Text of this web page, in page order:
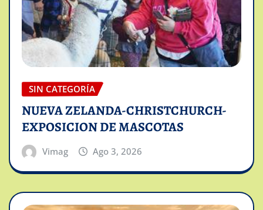
SIN CATEGORÍA
NUEVA ZELANDA-CHRISTCHURCH-
EXPOSICION DE MASCOTAS
Vimag Ago 3, 2026